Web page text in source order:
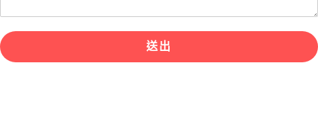
送出